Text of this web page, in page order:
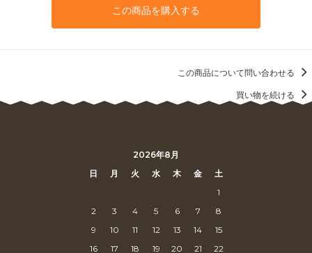
この商品を購入する
この商品について問い合わせる
買い物を続ける
2026年8月
日
月 火 水 木 金
土
1
2
3 4 5 6 7
8
9
10 11 12 13 14
15
16
17 18 19 20 21
22